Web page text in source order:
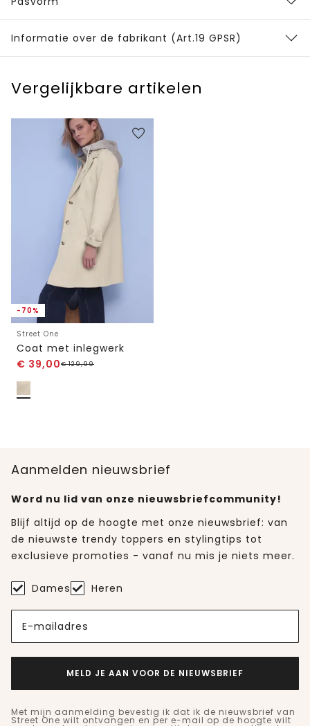
Informatie over de fabrikant (Art.19 GPSR)
Vergelijkbare artikelen
-70%
Street One
Coat met inlegwerk
€ 39,00€129,99
Aanmelden nieuwsbrief
Word nu lid van onze nieuwsbriefcommunity!
Blijf altijd op de hoogte met onze nieuwsbrief: van
de nieuwste trendy toppers en stylingtips tot
exclusieve promoties - vanaf nu mis je niets meer.
Dames Heren
E-mailadres
MELD JE AAN VOOR DE NIEUWSBRIEF
Met mijn aanmelding bevestig ik dat ik de nieuwsbrief van
Street One wilt ontvangen en per e-mail op de hoogte wilt